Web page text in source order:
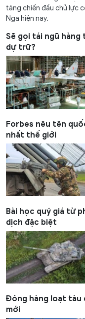
tăng chiến đấu chủ lực
Nga hiện nay.
Sẽ gọi tái ngũ
dự trữ?
Forbes nêu tên
nhất thế giới
Bài học quý giá từ
dịch đặc biệt
Đóng hàng loạt tàu
mới